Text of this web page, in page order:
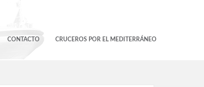
CONTACTO CRUCEROS POR EL MEDITERRÁNEO